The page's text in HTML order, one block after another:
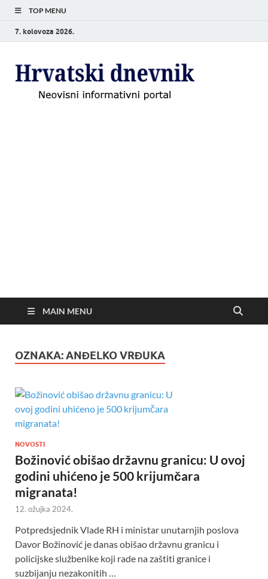
TOP MENU
7. kolovoza 2026.
MAIN MENU
OZNAKA:ANĐELKO VRĐUKA
NOVOSTI
Božinović obišao državnu granicu: U ovoj
godini uhićeno je 500 krijumčara
migranata!
12. ožujka 2024.
Potpredsjednik Vlade RH i ministar unutarnjih poslova
Davor Božinović je danas obišao državnu granicu i
policijske službenike koji rade na zaštiti granice i
suzbijanju nezakonitih …